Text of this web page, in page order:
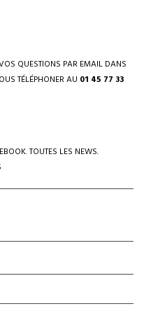
QUESTIONS PAR EMAIL DANS
TÉLÉPHONER AU 01 45 77 33
TOUTES LES NEWS.